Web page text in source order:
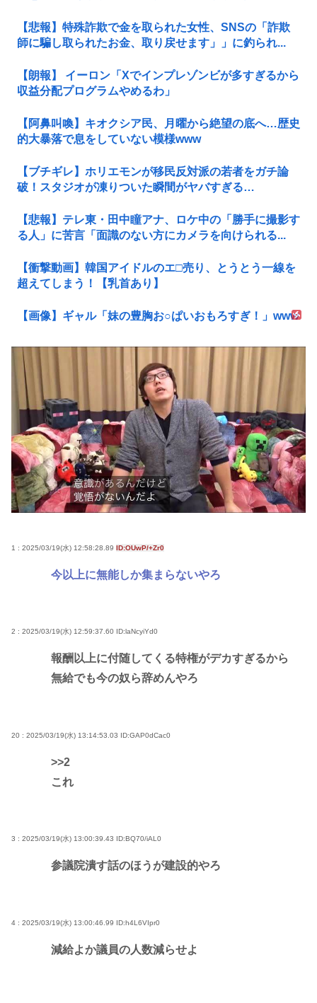
【悲報】特殊詐欺で金を取られた女性、SNSの「詐欺
師に騙し取られたお金、取り戻せます」」に釣られ...
【朗報】 イーロン「Xでインプレゾンビが多すぎるから
収益分配プログラムやめるわ」
【阿鼻叫喚】キオクシア民、月曜から絶望の底へ…歴史
的大暴落で息をしていない模様www
【ブチギレ】ホリエモンが移民反対派の若者をガチ論
破！スタジオが凍りついた瞬間がヤバすぎる…
【悲報】テレ東・田中瞳アナ、ロケ中の「勝手に撮影す
る人」に苦言「面識のない方にカメラを向けられる...
【衝撃動画】韓国アイドルのエ□売り、とうとう一線を
超えてしまう！【乳首あり】
【画像】ギャル「妹の豊胸お○ぱいおもろすぎ！」www
1 : 2025/03/19(水) 12:58:28.89 ID:OUwP/+Zr0
今以上に無能しか集まらないやろ
2 : 2025/03/19(水) 12:59:37.60 ID:laNcyiYd0
報酬以上に付随してくる特権がデカすぎるから
無給でも今の奴ら辞めんやろ
20 : 2025/03/19(水) 13:14:53.03 ID:GAP0dCac0
>>2
これ
3 : 2025/03/19(水) 13:00:39.43 ID:BQ70/iAL0
参議院潰す話のほうが建設的やろ
4 : 2025/03/19(水) 13:00:46.99 ID:h4L6VIpr0
減給よか議員の人数減らせよ